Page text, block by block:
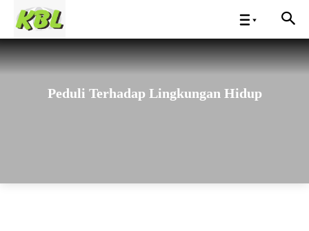
Peduli Terhadap Lingkungan Hidup